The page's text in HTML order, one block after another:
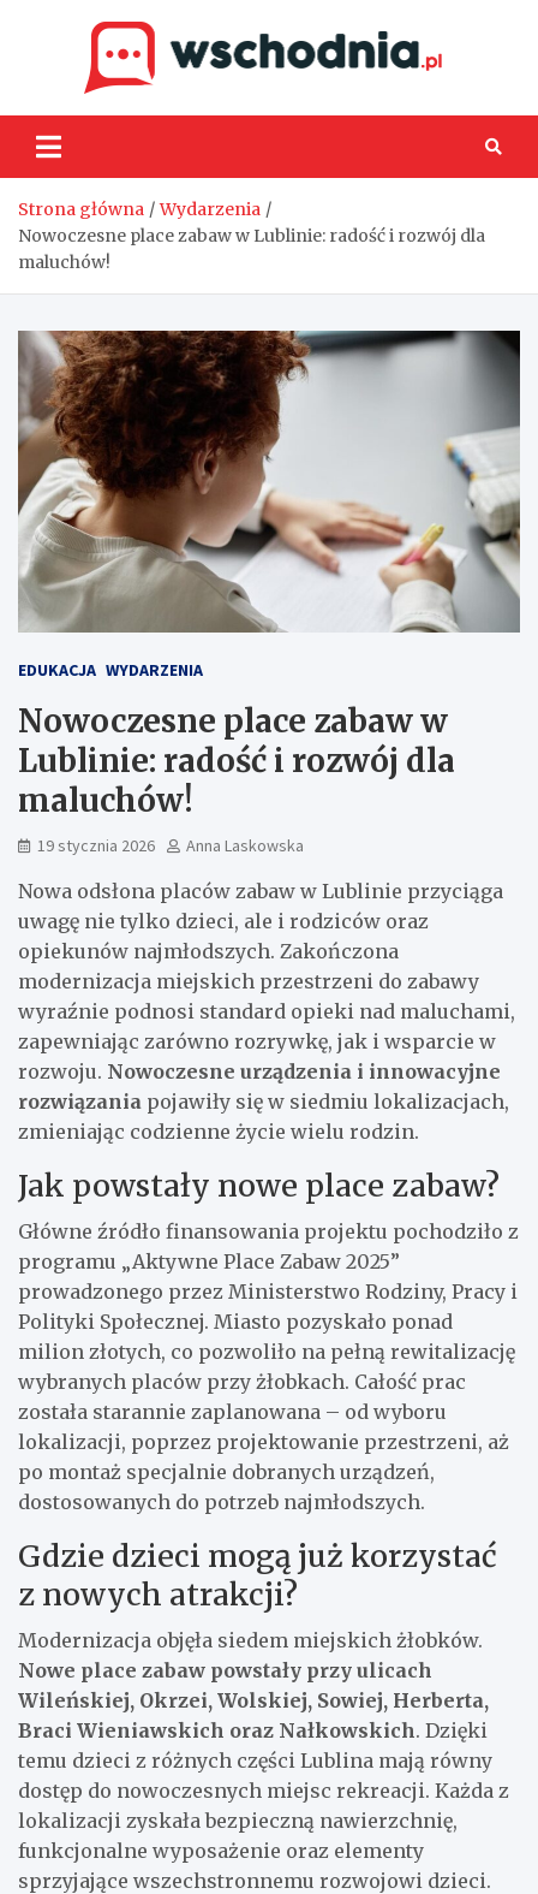
Strona główna
Wydarzenia
Nowoczesne place zabaw w Lublinie: radość i rozwój dla
maluchów!
EDUKACJA WYDARZENIA
Nowoczesne place zabaw w
Lublinie: radość i rozwój dla
maluchów!
19 stycznia 2026 Anna Laskowska
Nowa odsłona placów zabaw w Lublinie przyciąga
uwagę nie tylko dzieci, ale i rodziców oraz
opiekunów najmłodszych. Zakończona
modernizacja miejskich przestrzeni do zabawy
wyraźnie podnosi standard opieki nad maluchami,
zapewniając zarówno rozrywkę, jak i wsparcie w
rozwoju. Nowoczesne urządzenia i innowacyjne
rozwiązania pojawiły się w siedmiu lokalizacjach,
zmieniając codzienne życie wielu rodzin.
Jak powstały nowe place zabaw?
Główne źródło finansowania projektu pochodziło z
programu „Aktywne Place Zabaw 2025”
prowadzonego przez Ministerstwo Rodziny, Pracy i
Polityki Społecznej. Miasto pozyskało ponad
milion złotych, co pozwoliło na pełną rewitalizację
wybranych placów przy żłobkach. Całość prac
została starannie zaplanowana – od wyboru
lokalizacji, poprzez projektowanie przestrzeni, aż
po montaż specjalnie dobranych urządzeń,
dostosowanych do potrzeb najmłodszych.
Gdzie dzieci mogą już korzystać
z nowych atrakcji?
Modernizacja objęła siedem miejskich żłobków.
Nowe place zabaw powstały przy ulicach
Wileńskiej, Okrzei, Wolskiej, Sowiej, Herberta,
Braci Wieniawskich oraz Nałkowskich. Dzięki
temu dzieci z różnych części Lublina mają równy
dostęp do nowoczesnych miejsc rekreacji. Każda z
lokalizacji zyskała bezpieczną nawierzchnię,
funkcjonalne wyposażenie oraz elementy
sprzyjające wszechstronnemu rozwojowi dzieci.